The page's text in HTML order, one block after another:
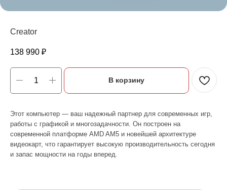
Creator
138 990 ₽
В корзину
Этот компьютер — ваш надежный партнер для современных игр,
работы с графикой и многозадачности. Он построен на
современной платформе AMD AM5 и новейшей архитектуре
видеокарт, что гарантирует высокую производительность сегодня
и запас мощности на годы вперед.
Мы можем специально для вас
заказать необходимое устройство.
Для этого оставьте заявку на сайте
и наш менеджер свяжется с вами
в ближайшее время.
ЕСЛИ ВЫНЕ НАШЛИ
В КАТАЛОГЕ
НУЖНО?